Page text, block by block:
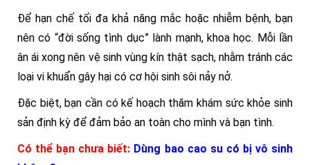
Để hạn chế tối đa khả năng mắc hoặc nhiễm bệnh, bạn
nên có “đời sống tình dục” lành mạnh, khoa học. Mỗi lần
ân ái xong nên vệ sinh vùng kín thật sạch, nhằm tránh các
loại vi khuẩn gây hại có cơ hội sinh sôi nảy nở.
Đặc biệt, bạn cần có kế hoạch thăm khám sức khỏe sinh
sản định kỳ để đảm bảo an toàn cho mình và bạn tình.
Có thể bạn chưa biết: Dùng bao cao su có bị vô sinh